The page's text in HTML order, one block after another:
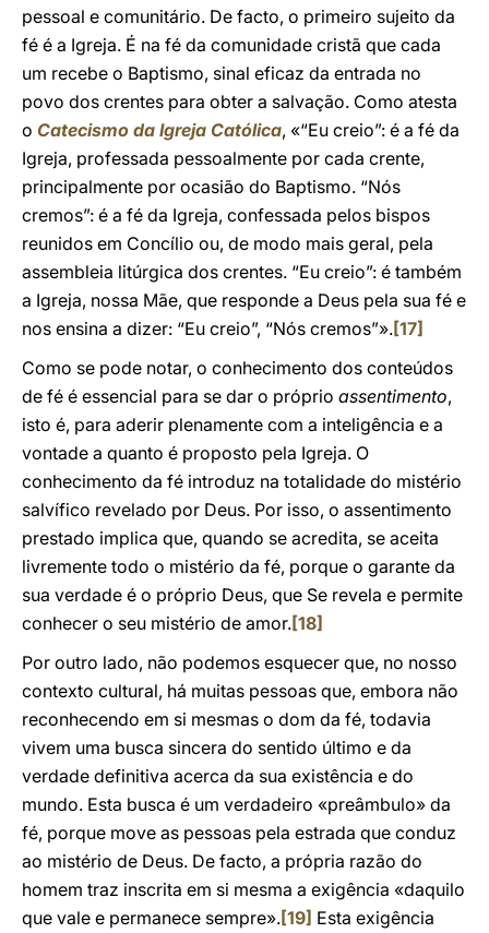
pessoal e comunitário. De facto, o primeiro sujeito da
fé é a Igreja. É na fé da comunidade cristã que cada
um recebe o Baptismo, sinal eficaz da entrada no
povo dos crentes para obter a salvação. Como atesta
o Catecismo da Igreja Católica, «“Eu creio”: é a fé da
Igreja, professada pessoalmente por cada crente,
principalmente por ocasião do Baptismo. “Nós
cremos”: é a fé da Igreja, confessada pelos bispos
reunidos em Concílio ou, de modo mais geral, pela
assembleia litúrgica dos crentes. “Eu creio”: é também
a Igreja, nossa Mãe, que responde a Deus pela sua fé e
nos ensina a dizer: “Eu creio”, “Nós cremos”».[17]
Como se pode notar, o conhecimento dos conteúdos
de fé é essencial para se dar o próprio assentimento,
isto é, para aderir plenamente com a inteligência e a
vontade a quanto é proposto pela Igreja. O
conhecimento da fé introduz na totalidade do mistério
salvífico revelado por Deus. Por isso, o assentimento
prestado implica que, quando se acredita, se aceita
livremente todo o mistério da fé, porque o garante da
sua verdade é o próprio Deus, que Se revela e permite
conhecer o seu mistério de amor.[18]
Por outro lado, não podemos esquecer que, no nosso
contexto cultural, há muitas pessoas que, embora não
reconhecendo em si mesmas o dom da fé, todavia
vivem uma busca sincera do sentido último e da
verdade definitiva acerca da sua existência e do
mundo. Esta busca é um verdadeiro «preâmbulo» da
fé, porque move as pessoas pela estrada que conduz
ao mistério de Deus. De facto, a própria razão do
homem traz inscrita em si mesma a exigência «daquilo
que vale e permanece sempre».[19] Esta exigência